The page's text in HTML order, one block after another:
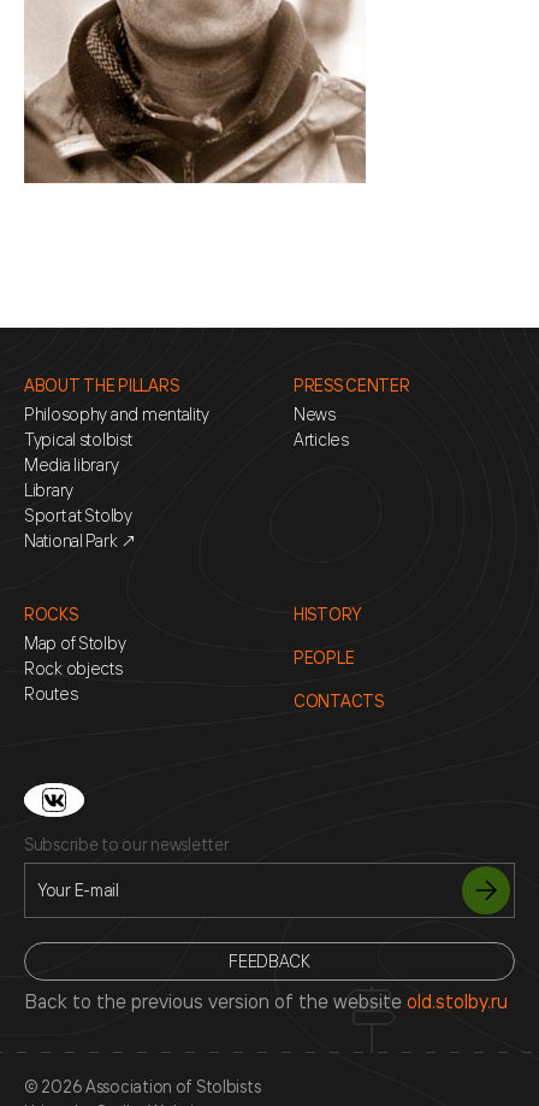
ABOUT THE PILLARS
Philosophy and mentality
Typical stolbist
Media library
Library
Sport at Stolby
National Park ↗
PRESS CENTER
News
Articles
ROCKS
Map of Stolby
Rock objects
Routes
HISTORY
PEOPLE
CONTACTS
Subscribe to our newsletter
FEEDBACK
Back to the previous version of the website old.stolby.ru
© 2026 Association of Stolbists